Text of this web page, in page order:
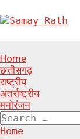
to
content
Primary
Menu
Home
छत्तीसगढ़
राष्ट्रीय
अंतर्राष्ट्रीय
मनोरंजन
Search
for:
Home